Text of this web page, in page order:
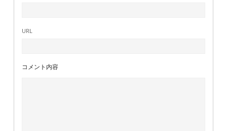
URL
コメント内容